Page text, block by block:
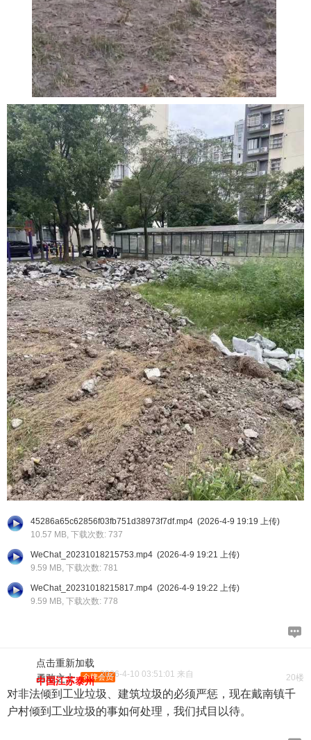
45286a65c62856f03fb751d38973f7df.mp4 (2026-4-9 19:19 上传)
10.57 MB, 下载次数: 737
WeChat_20231018215753.mp4 (2026-4-9 19:21 上传)
9.59 MB, 下载次数: 781
WeChat_20231018215817.mp4 (2026-4-9 19:22 上传)
9.59 MB, 下载次数: 778
点击重新加载
20楼
勇敢之士 金牌会员2026-4-10 03:51:01 来自
中国江苏泰州
对非法倾到工业垃圾、建筑垃圾的必须严惩，现在戴南镇千
户村倾到工业垃圾的事如何处理，我们拭目以待。